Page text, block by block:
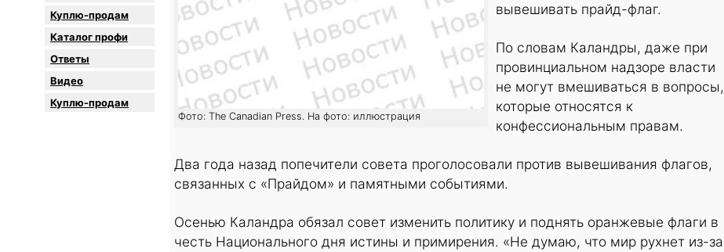
Куплю-продам
Каталог профи
Oтветы
Видео
Куплю-продам
Фото: The Canadian Press. На фото: иллюстрация
вывешивать прайд-флаг.
По словам Каландры, даже при
провинциальном надзоре власти
не могут вмешиваться в вопросы,
которые относятся к
конфессиональным правам.
Два года назад попечители совета проголосовали против вывешивания флагов,
связанных с «Прайдом» и памятными событиями.
Осенью Каландра обязал совет изменить политику и поднять оранжевые флаги в
честь Национального дня истины и примирения. «Не думаю, что мир рухнет из-за